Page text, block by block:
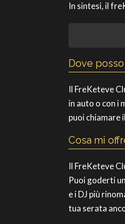
In sintesi, il
Dove
Il FreKeteve
in auto o con i
puoi chiamare
Cosa mi
Il FreKeteve
Puoi goderti
e i DJ più
tua serata